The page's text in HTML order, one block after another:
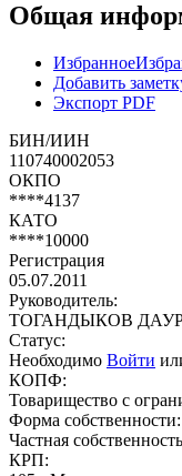
Общая
Избранное
Добавить
Экспорт PDF
БИН/ИИН
110740002053
ОКПО
****4137
КАТО
****10000
Регистрация
05.07.2011
Руководитель:
ТОГАНДЫКОВ
Статус:
Необходимо Войти
КОПФ:
Товарищество с
Форма собственности:
Частная собственность
КРП: